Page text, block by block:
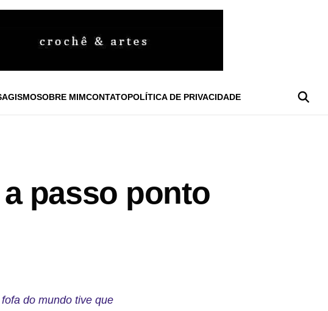
SOBRE MIMCONTATOPOLÍTICA DE PRIVACIDADE
passo ponto
do mundo tive que